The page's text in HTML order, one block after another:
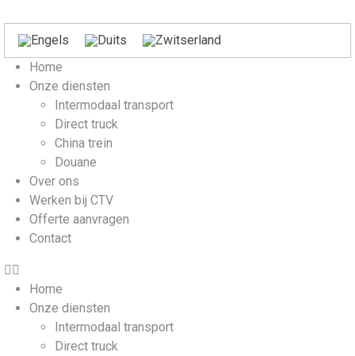
Home
Onze diensten
Intermodaal transport
Direct truck
China trein
Douane
Over ons
Werken bij CTV
Offerte aanvragen
Contact
Home
Onze diensten
Intermodaal transport
Direct truck